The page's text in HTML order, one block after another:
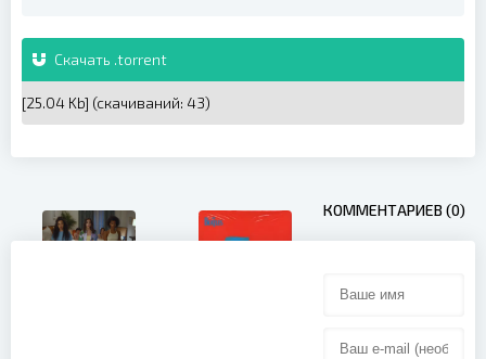
Скачать .torrent
[25.04 Kb] (cкачиваний: 43)
КОММЕНТАРИЕВ (0)